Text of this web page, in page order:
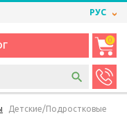
РУС
0
Детские/Подростковые